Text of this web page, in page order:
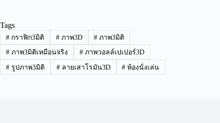
Tags
#กราฟิก3มิติ #ภาพ3D # ภาพ3มิติ
#ภาพ3มิติเหมือนจริง #ภาพวอลล์เปเปอร์3D
#รูปภาพ3มิติ #ลายเสาโรมัน3D # ห้องนั่งเล่น